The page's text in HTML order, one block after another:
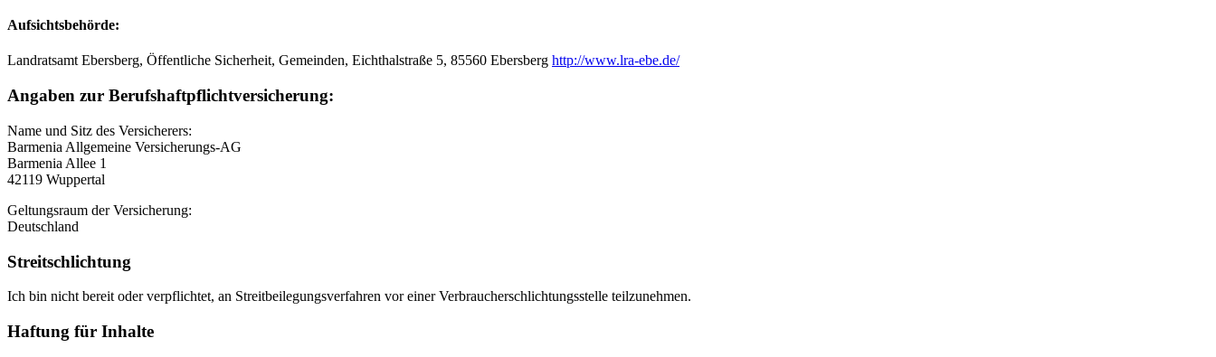
Aufsichtsbehörde:
Landratsamt Ebersberg, Öffentliche Sicherheit, Gemeinden, Eichthalstraße 5, 85560 Ebersberg http://www.lra-ebe.de/
Angaben zur Berufshaftpflichtversicherung:
Name und Sitz des Versicherers:
Barmenia Allgemeine Versicherungs-AG
Barmenia Allee 1
42119 Wuppertal
Geltungsraum der Versicherung:
Deutschland
Streitschlichtung
Ich bin nicht bereit oder verpflichtet, an Streitbeilegungsverfahren vor einer Verbraucherschlichtungsstelle teilzunehmen.
Haftung für Inhalte